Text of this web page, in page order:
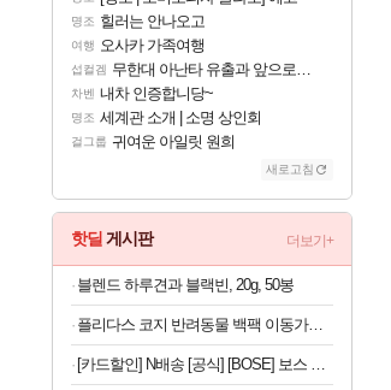
명조 힐러는 안나오고
여행 오사카 가족여행
섭컬겜 무한대 아난타 유출과 앞으로의 예상 (루머)
차벤 내차 인증합니당~
명조 세계관 소개 | 소명 상인회
걸그룹 귀여운 아일릿 원희
새로고침
핫딜 게시판 더보기+
블렌드 하루견과 블랙빈, 20g, 50봉
플리다스 코지 반려동물 백팩 이동가방, 반려견 반려묘, 카키, S, 1개
[카드할인] N배송 [공식] [BOSE] 보스 QC 헤드폰 트와일라잇 블루